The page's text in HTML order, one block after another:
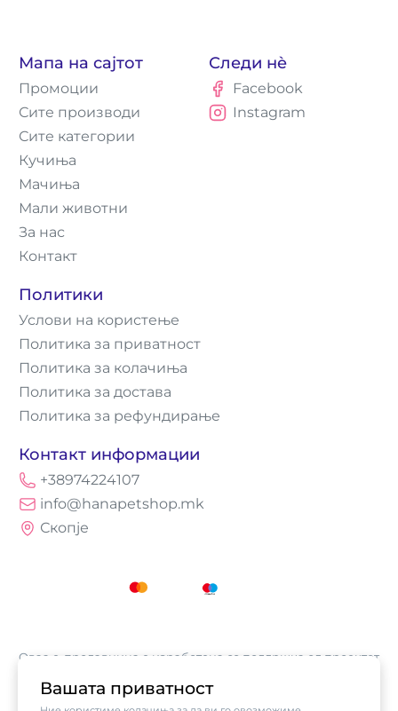
Вашата приватност
Мапа на сајтот
Промоции
Сите производи
Сите категории
Кучиња
Мачиња
Мали животни
За нас
Контакт
Политики
Услови на користење
Политика за приватност
Политика за колачиња
Политика за достава
Политика за рефундирање
Контакт информации
+38974224107
info@hanapetshop.mk
Скопје
Следи нè
Facebook
Instagram
Оваа е-продавница е изработена со поддршка од проектот
„Е-трговија: Супермоќ за локалните бизниси vol.2",
кој е имплементиран од